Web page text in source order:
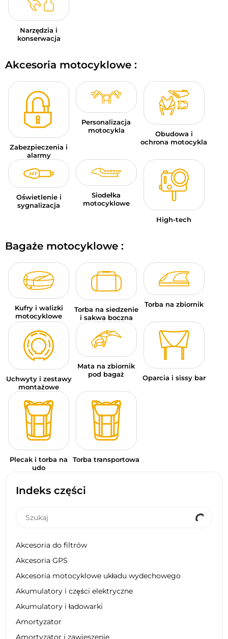
Indeks części
Akcesoria do filtrów
Akcesoria GPS
Akcesoria motocyklowe układu wydechowego
Akumulatory i części elektryczne
Akumulatory i ładowarki
Amortyzator
Amortyzator i zawieszenie
Narzędzia i
konserwacja
Akcesoria motocyklowe :
Zabezpieczenia i
alarmy
Personalizacja
motocykla
Obudowa i
ochrona motocykla
Oświetlenie i
sygnalizacja
Siodełka
motocyklowe
High-tech
Bagaże motocyklowe :
Kufry i walizki
motocyklowe
Torba na siedzenie
i sakwa boczna
Torba na zbiornik
Uchwyty i zestawy
montażowe
Mata na zbiornik
pod bagaż
Oparcia i sissy bar
Plecak i torba na
udo
Torba transportowa